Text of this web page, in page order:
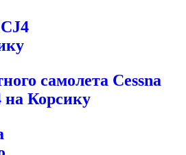
самолета Cessna
Корсику